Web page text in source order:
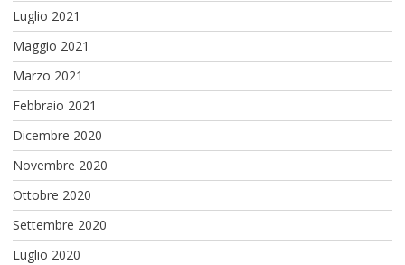
Luglio 2021
Maggio 2021
Marzo 2021
Febbraio 2021
Dicembre 2020
Novembre 2020
Ottobre 2020
Settembre 2020
Luglio 2020